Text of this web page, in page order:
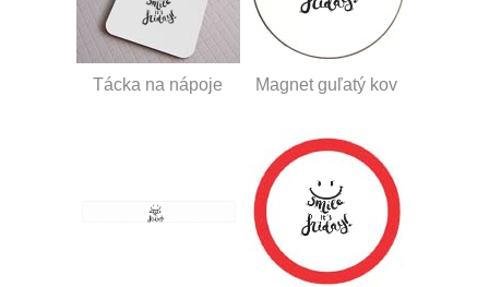
Tácka na nápoje Magnet guľatý kov